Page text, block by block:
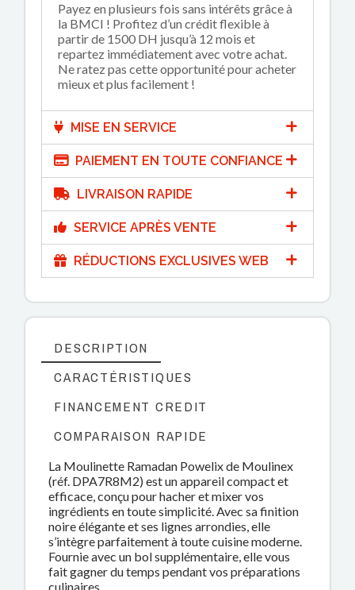
Payez en plusieurs fois sans intérêts grâce à
la BMCI ! Profitez d’un crédit flexible à
partir de 1500 DH jusqu’à 12 mois et
repartez immédiatement avec votre achat.
Ne ratez pas cette opportunité pour acheter
mieux et plus facilement !
MISE EN SERVICE
PAIEMENT EN TOUTE CONFIANCE
LIVRAISON RAPIDE
SERVICE APRÈS VENTE
RÉDUCTIONS EXCLUSIVES WEB
DESCRIPTION
CARACTÉRISTIQUES
FINANCEMENT CREDIT
COMPARAISON RAPIDE
La Moulinette Ramadan Powelix de Moulinex
(réf. DPA7R8M2) est un appareil compact et
efficace, conçu pour hacher et mixer vos
ingrédients en toute simplicité. Avec sa finition
noire élégante et ses lignes arrondies, elle
s’intègre parfaitement à toute cuisine moderne.
Fournie avec un bol supplémentaire, elle vous
fait gagner du temps pendant vos préparations
culinaires.